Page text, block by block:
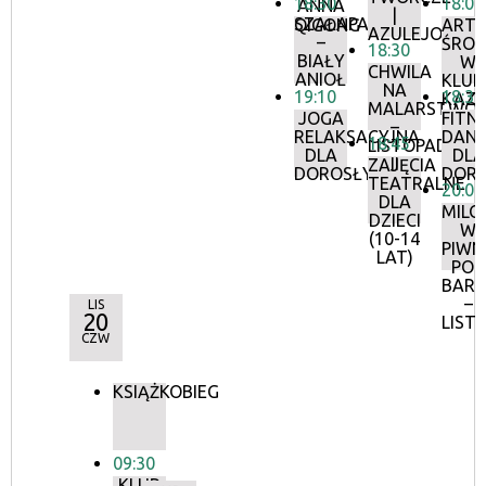
ANNA
SZAŁAPAK
–
BIAŁY
ANIOŁ
QIGONG
19:10
JOGA
RELAKSACYJNA
DLA
DOROSŁYCH
AZULEJOS
18:30
CHWILA
NA
MALARSTWO
–
LISTOPAD
II
18:45
ZAJĘCIA
TEATRALNE
DLA
DZIECI
(10-14
LAT)
W
18:30
DLA
20:00
W
POD
–
LIS
20
CZW
KSIĄŻKOBIEG
09:30